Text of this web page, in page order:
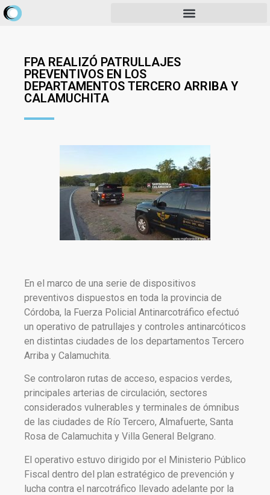
FPA REALIZÓ PATRULLAJES
PREVENTIVOS EN LOS
DEPARTAMENTOS TERCERO ARRIBA Y
CALAMUCHITA
En el marco de una serie de dispositivos
preventivos dispuestos en toda la provincia de
Córdoba, la Fuerza Policial Antinarcotráfico efectuó
un operativo de patrullajes y controles antinarcóticos
en distintas ciudades de los departamentos Tercero
Arriba y Calamuchita.
Se controlaron rutas de acceso, espacios verdes,
principales arterias de circulación, sectores
considerados vulnerables y terminales de ómnibus
de las ciudades de Río Tercero, Almafuerte, Santa
Rosa de Calamuchita y Villa General Belgrano.
El operativo estuvo dirigido por el Ministerio Público
Fiscal dentro del plan estratégico de prevención y
lucha contra el narcotráfico llevado adelante por la